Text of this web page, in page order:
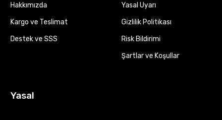
Hakkımızda
Kargo ve Teslimat
Destek ve SSS
Yasal Uyarı
Gizlilik Politikası
Risk Bildirimi
Şartlar ve Koşullar
Yasal